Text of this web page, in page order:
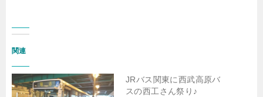
関連
JRバス関東に西武高原バ
スの西工さん祭り♪